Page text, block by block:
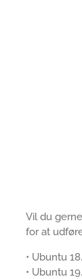
Vil du
for at
• Ubuntu
• Ubuntu